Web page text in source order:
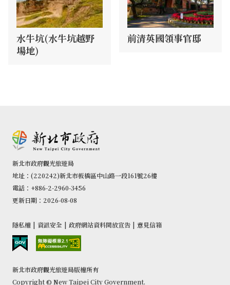
水牛坑(水牛坑越野
場地)
前清英國領事官邸
新北市政府觀光旅遊局
地址：(220242)新北市板橋區中山路一段161號26樓
電話：+886-2-2960-3456
更新日期：2026-08-08
隱私權 | 資訊安全 | 政府網站資料開放宣告 | 意見信箱
新北市政府觀光旅遊局版權所有
Copyright © New Taipei City Government.